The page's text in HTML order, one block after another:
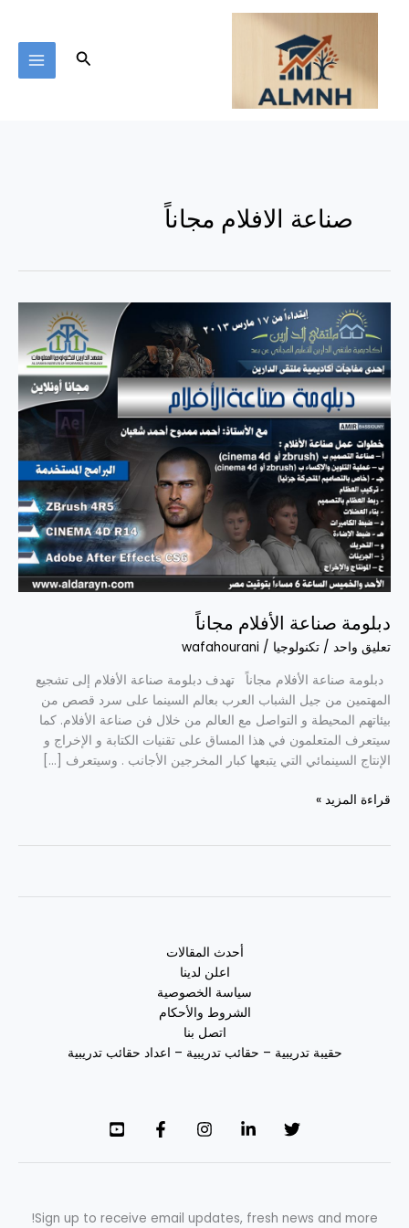
تخطي
البحث
صناعة الافلام مجاناً
دبلومة صناعة الأفلام مجاناً
تعليق واحد / تكنولوجيا /
wafahourani
دبلومة صناعة الأفلام مجاناً تهدف دبلومة صناعة الأفلام إلى تشجيع
المهتمين من جيل الشباب العرب بعالم السينما على سرد قصص من
بيئاتهم المحيطة و التواصل مع العالم من خلال فن صناعة الأفلام. كما
سيتعرف المتعلمون في هذا المساق على تقنيات الكتابة و الإخراج و
الإنتاج السينمائي التي يتبعها كبار المخرجين الأجانب . وسيتعرف […]
دبلومة
صناعة
الأفلام
مجاناً
قراءة المزيد »
أحدث المقالات
اعلن لدينا
سياسة الخصوصية
الشروط والأحكام
اتصل بنا
حقيبة تدريبية – حقائب تدريبية – اعداد حقائب تدريبية
Sign up to receive email updates, fresh news and more!